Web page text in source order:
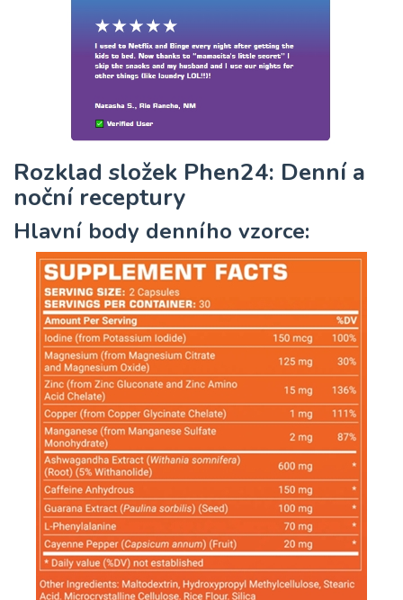
Rozklad složek Phen24: Denní a
noční receptury
Hlavní body denního vzorce: